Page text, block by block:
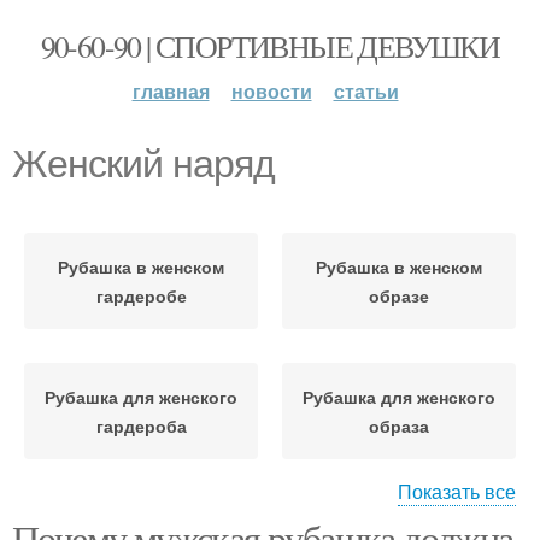
90-60-90 | СПОРТИВНЫЕ ДЕВУШКИ
главная новости статьи
Женский наряд
Рубашка в женском
гардеробе
Рубашка в женском
образе
Рубашка для женского
гардероба
Рубашка для женского
образа
Рубашка под женский
Показать все